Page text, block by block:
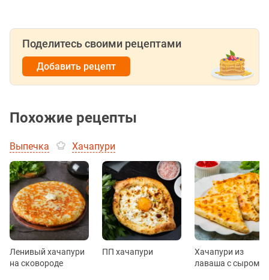
Поделитесь своими рецептами
Добавить рецепт
Похожие рецепты
Выпечка Хачапури
Ленивый хачапури
на сковороде
ПП хачапури
Хачапури из
лаваша с сыром